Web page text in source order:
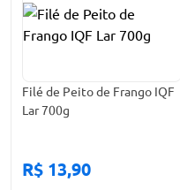
Filé de Peito de Frango IQF
Lar 700g
R$ 13,90